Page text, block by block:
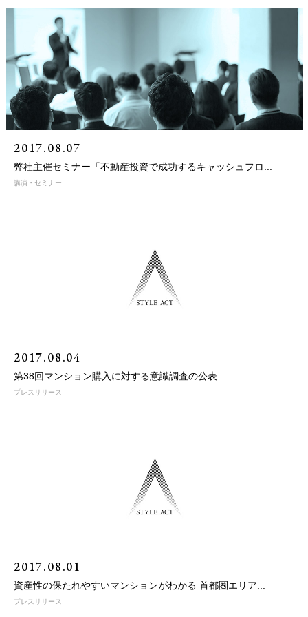
2017.08.07
弊社主催セミナー「不動産投資で成功するキャッシュフロ...
講演・セミナー
2017.08.04
第38回マンション購入に対する意識調査の公表
プレスリリース
2017.08.01
資産性の保たれやすいマンションがわかる 首都圏エリア...
プレスリリース